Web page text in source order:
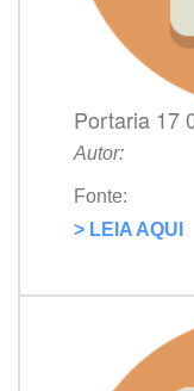
Portaria 17
Autor:
Fonte:
> LEIA AQUI